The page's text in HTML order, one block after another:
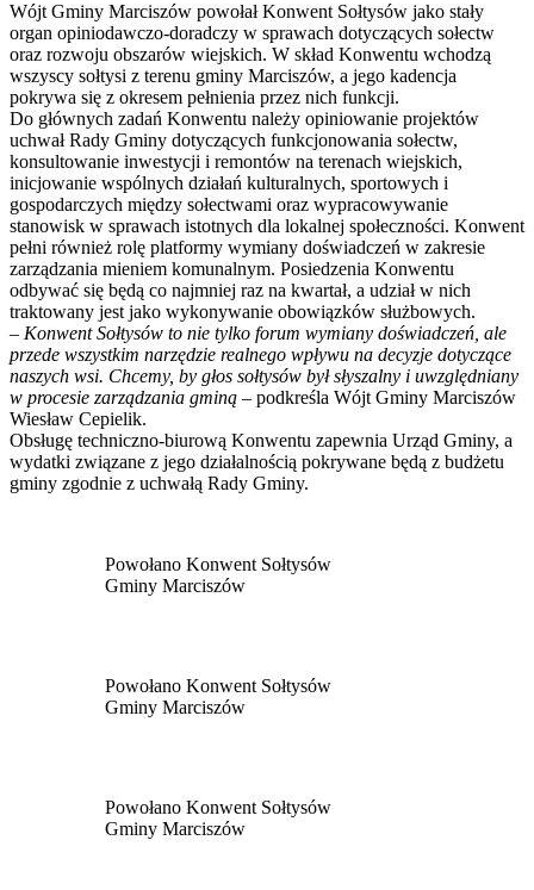
Wójt Gminy Marciszów powołał Konwent Sołtysów jako stały
organ opiniodawczo-doradczy w sprawach dotyczących sołectw
oraz rozwoju obszarów wiejskich. W skład Konwentu wchodzą
wszyscy sołtysi z terenu gminy Marciszów, a jego kadencja
pokrywa się z okresem pełnienia przez nich funkcji.
Do głównych zadań Konwentu należy opiniowanie projektów
uchwał Rady Gminy dotyczących funkcjonowania sołectw,
konsultowanie inwestycji i remontów na terenach wiejskich,
inicjowanie wspólnych działań kulturalnych, sportowych i
gospodarczych między sołectwami oraz wypracowywanie
stanowisk w sprawach istotnych dla lokalnej społeczności. Konwent
pełni również rolę platformy wymiany doświadczeń w zakresie
zarządzania mieniem komunalnym. Posiedzenia Konwentu
odbywać się będą co najmniej raz na kwartał, a udział w nich
traktowany jest jako wykonywanie obowiązków służbowych.
– Konwent Sołtysów to nie tylko forum wymiany doświadczeń, ale
przede wszystkim narzędzie realnego wpływu na decyzje dotyczące
naszych wsi. Chcemy, by głos sołtysów był słyszalny i uwzględniany
w procesie zarządzania gminą – podkreśla Wójt Gminy Marciszów
Wiesław Cepielik.
Obsługę techniczno-biurową Konwentu zapewnia Urząd Gminy, a
wydatki związane z jego działalnością pokrywane będą z budżetu
gminy zgodnie z uchwałą Rady Gminy.
Powołano Konwent Sołtysów
Gminy Marciszów
Powołano Konwent Sołtysów
Gminy Marciszów
Powołano Konwent Sołtysów
Gminy Marciszów